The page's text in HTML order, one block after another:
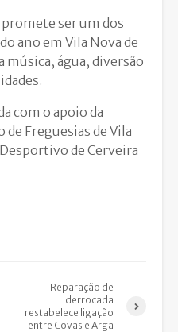
ser um dos
ano em Vila Nova de
água, diversão
com o apoio da
Freguesias de Vila
de Cerveira
Reparação de
derrocada
restabelece ligação
entre Covas e Arga